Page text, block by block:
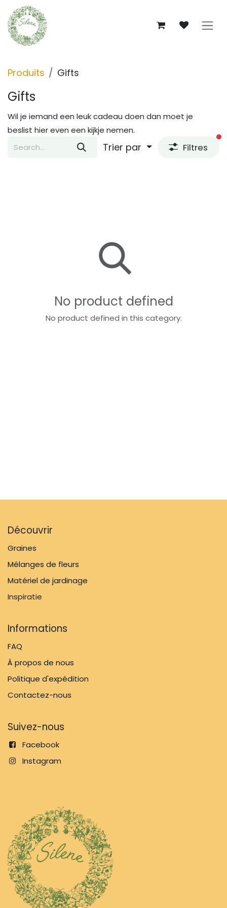
Se rendre au contenu
Produits Gifts
Gifts
Wil je iemand een leuk cadeau doen dan moet je
beslist hier even een kijkje nemen.
Trier par Filtres
No product defined
No product defined in this category.
Découvrir
Graines
Mélanges de fleurs
Matériel de jardinage
Inspiratie
Informations
FAQ
À propos de nous
Politique d'expédition
Contactez-nous
Suivez-nous
Facebook
Instagram